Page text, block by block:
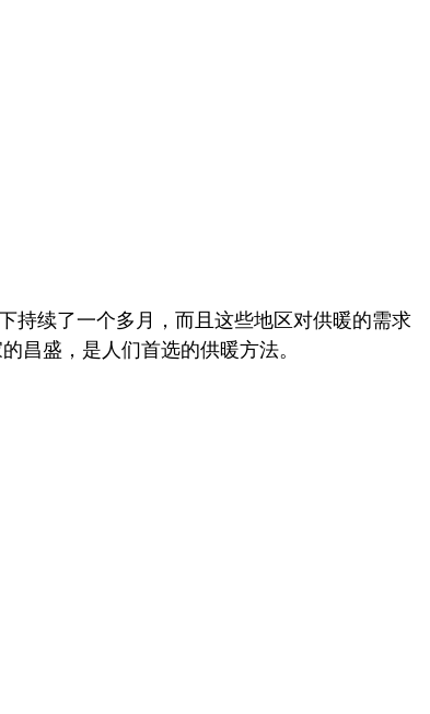
持续了一个多月，而且这些地区对供暖的需求
昌盛，是人们首选的供暖方法。